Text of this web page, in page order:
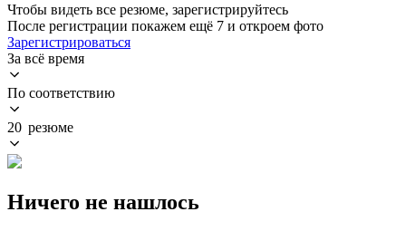
Чтобы видеть все резюме, зарегистрируйтесь
После регистрации покажем ещё 7 и откроем фото
Зарегистрироваться
За всё время
По соответствию
20 резюме
Ничего не нашлось